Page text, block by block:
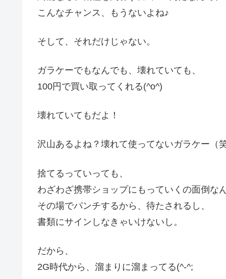
こんなチャンス、もうないよね♪
そして、それだけじゃない。
ガラケーでもなんでも、壊れていても、
100円で買い取ってくれる(^o^)
壊れていてもだよ！
沢山あるよね？壊れて使ってないガラケー（笑
捨てるっていっても、
わざわざ携帯ショップにもっていくの面倒な
その場でパンチするから、待たされるし、
書類にサインしなきゃいけないし。
だから、
2G時代から、溜まりに溜まってる(^-^;